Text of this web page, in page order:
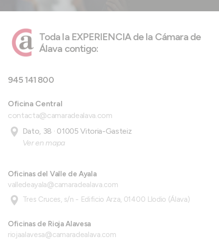
Toda la EXPERIENCIA de la Cámara de
Álava contigo:
945 141 800
Oficina Central
contacta@camaradealava.com
Dato, 38 · 01005 Vitoria-Gasteiz
Ver en mapa
Oficinas del Valle de Ayala
valledeayala@camaradealava.com
Tres Cruces, s/n - Edificio Arza, 01400 Llodio (Álava)
Oficinas de Rioja Alavesa
riojaalavesa@camaradealava.com